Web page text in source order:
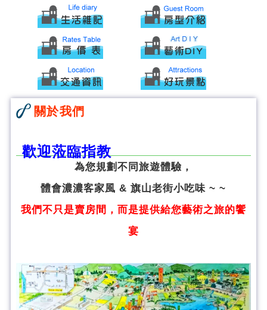
關於我們
歡迎蒞臨指教
為您規劃不同旅遊體驗，
體會濃濃客家風 & 旗山老街小吃味 ~ ~
我們不只是賣房間，而是提供給您藝術之旅的饗
宴